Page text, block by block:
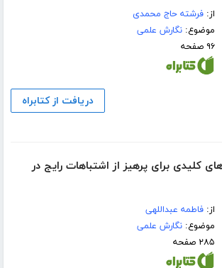
از:فرشته حاج محمدی
موضوع:نگارش علمی
۹۶ صفحه
دریافت از کتابراه
کلیدی برای پرهیز از اشتباهات رایج در
از:فاطمه عبداللهی
موضوع:نگارش علمی
۲۸۵ صفحه